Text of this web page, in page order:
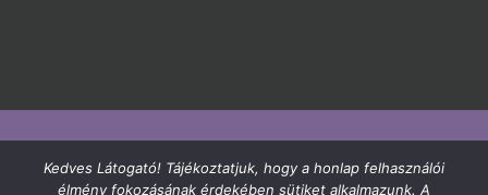
© 2026GermánGyógytudomány. All Rights Reserved.
Kedves Látogató! Tájékoztatjuk, hogy a honlap felhasználói
élmény fokozásának érdekében sütiket alkalmazunk. A